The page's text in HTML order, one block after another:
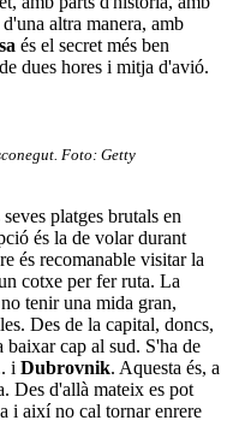
altra manera, amb
és el secret més ben
dues hores i mitja d'avió.
Foto: Getty
platges brutals en
és la de volar durant
és recomanable visitar la
cotxe per fer ruta. La
tenir una mida gran,
Des de la capital, doncs,
baixar cap al sud. S'ha de
i Dubrovnik. Aquesta és, a
Des d'allà mateix es pot
i així no cal tornar enrere
viatge rodó.